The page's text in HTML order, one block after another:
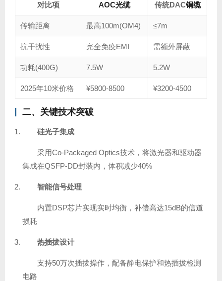
对比项 AOC光缆 传统DAC铜缆
传输距离 最高100m(OM4) ≤7m
抗干扰性 完全免疫EMI 需额外屏蔽
功耗(400G) 7.5W 5.2W
2025年10米价格 ¥5800-8500 ¥3200-4500
二、关键技术突破
硅光子集成
采用Co-Packaged Optics技术，将激光器和驱动器
集成在QSFP-DD封装内，体积减少40%
智能信号处理
内置DSP芯片实现实时均衡，补偿高达15dB的信道
损耗
热插拔设计
支持50万次插拔操作，配备静电保护和热插拔检测
电路